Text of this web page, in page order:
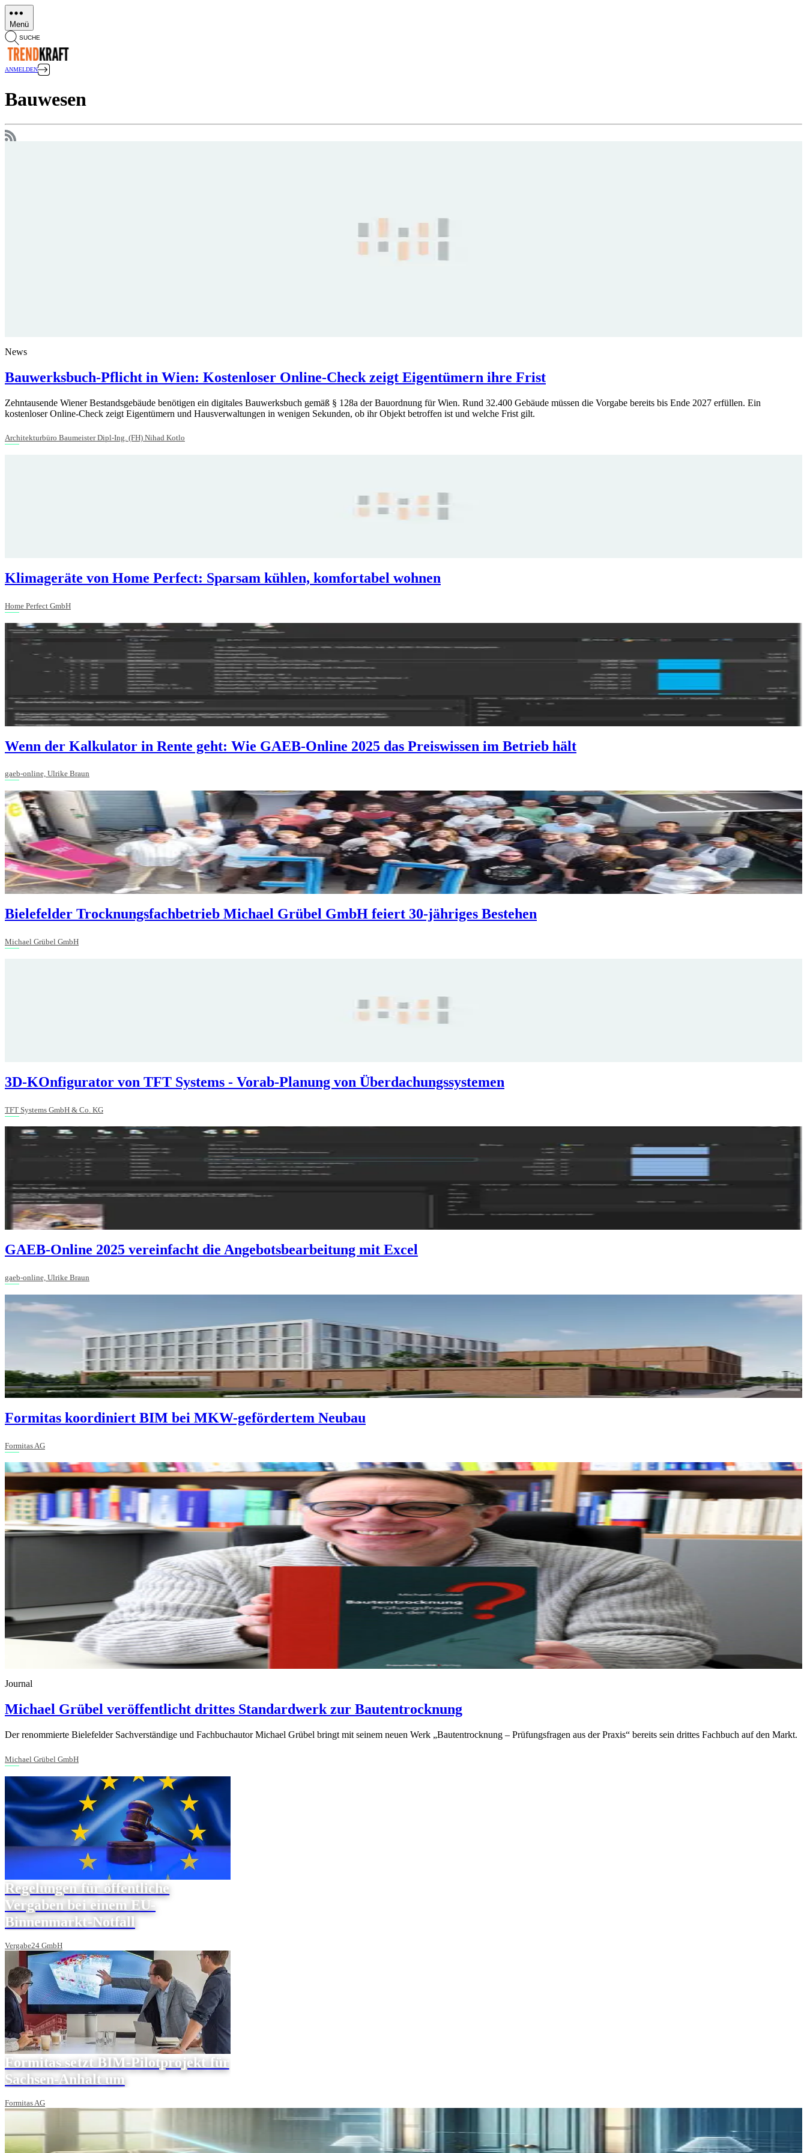
Direkt
zum
Inhalt
Menü
SUCHE
ANMELDEN
Bauwesen
News
Bauwerksbuch-Pflicht in Wien: Kostenloser Online-Check zeigt Eigentümern ihre Frist
Zehntausende Wiener Bestandsgebäude benötigen ein digitales Bauwerksbuch gemäß § 128a der Bauordnung für Wien. Rund 32.400 Gebäude müssen die Vorgabe bereits bis Ende 2027 erfüllen. Ein
kostenloser Online-Check zeigt Eigentümern und Hausverwaltungen in wenigen Sekunden, ob ihr Objekt betroffen ist und welche Frist gilt.
Architekturbüro Baumeister Dipl-Ing. (FH) Nihad Kotlo
Klimageräte von Home Perfect: Sparsam kühlen, komfortabel wohnen
Home Perfect GmbH
Wenn der Kalkulator in Rente geht: Wie GAEB-Online 2025 das Preiswissen im Betrieb hält
gaeb-online, Ulrike Braun
Bielefelder Trocknungsfachbetrieb Michael Grübel GmbH feiert 30-jähriges Bestehen
Michael Grübel GmbH
3D-KOnfigurator von TFT Systems - Vorab-Planung von Überdachungssystemen
TFT Systems GmbH & Co. KG
GAEB-Online 2025 vereinfacht die Angebotsbearbeitung mit Excel
gaeb-online, Ulrike Braun
Formitas koordiniert BIM bei MKW-gefördertem Neubau
Formitas AG
Journal
Michael Grübel veröffentlicht drittes Standardwerk zur Bautentrocknung
Der renommierte Bielefelder Sachverständige und Fachbuchautor Michael Grübel bringt mit seinem neuen Werk „Bautentrocknung – Prüfungsfragen aus der Praxis“ bereits sein drittes Fachbuch auf den Markt.
Michael Grübel GmbH
Regelungen für öffentliche
Vergaben bei einem EU-
Binnenmarkt-Notfall
Vergabe24 GmbH
Formitas setzt BIM-Pilotprojekt für
Sachsen-Anhalt um
Formitas AG